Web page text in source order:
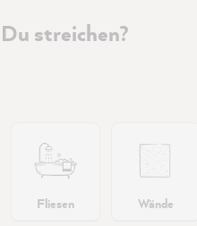
streichen?
Fliesen Wände